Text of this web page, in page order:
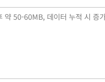
약 50-60MB, 데이터 누적 시 증